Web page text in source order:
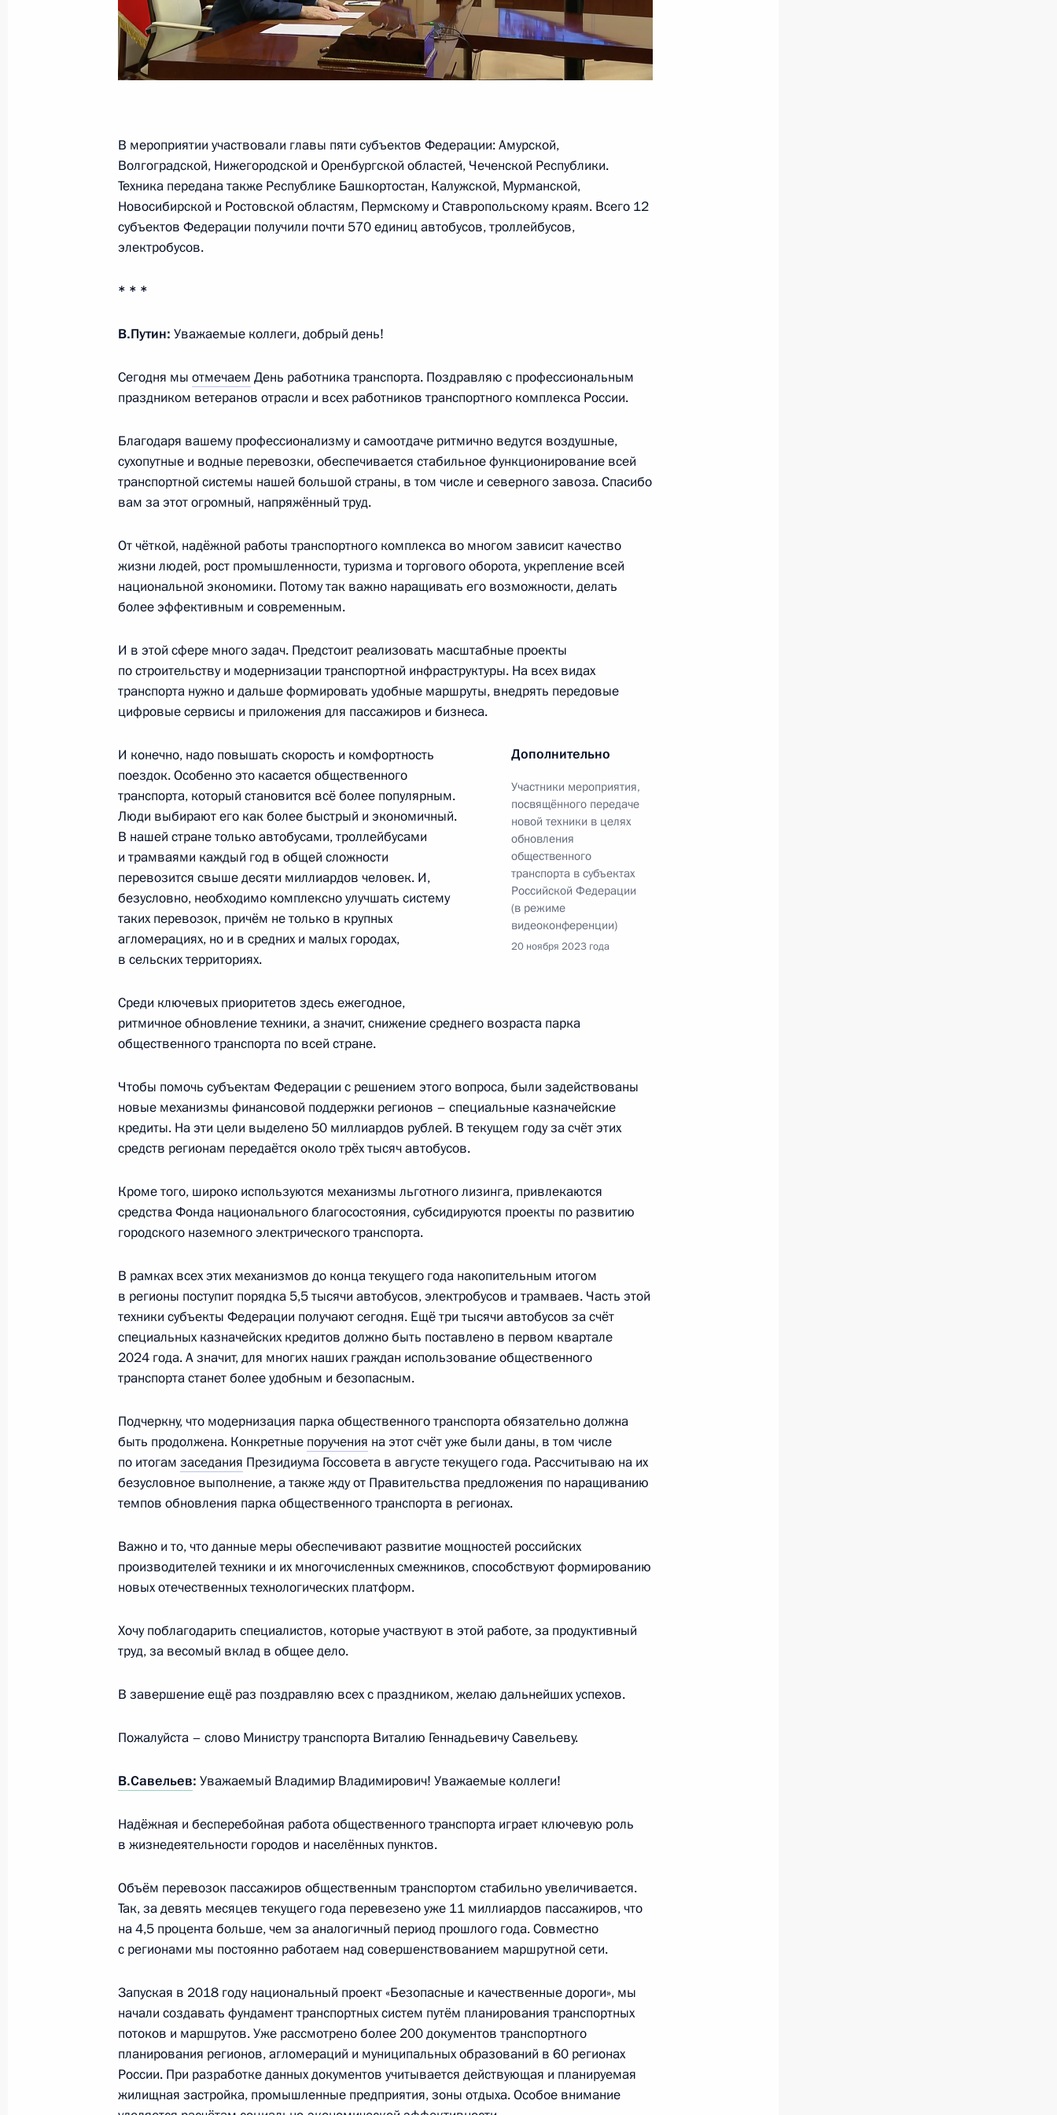
Заседание рабочей группы по программе «Великий Волжский
путь» комиссии Госсовета по направлению «Транспорт»
Работникам и ветеранам дорожного хозяйства Российской
Федерации
15 октября 2023 года, 10:00
Заседание комиссии Госсовета по направлению «Энергетика»
Перечень поручений по итогам совещания с членами
3 октября 2023 года, 20:30
Посещение судостроительного комплекса «Звезда»
11 сентября 2023 года, 13:05
Совещание по вопросам социально-экономического развития
9 сентября 2023 года, 16:05
9 сентября 2023 года, 13:15
Открытие северного направления МСД, участков трассы М-12
«Восток» и южного обхода Арзамаса
8 сентября 2023 года, 15:55
Совещание по вопросам социально-экономического развития
Красноярского края
31 августа 2023 года, 17:45
28 августа 2023 года, 13:15
Воробьёвым
21 августа 2023 года, 13:40
Заседание Президиума Госсовета по вопросам развития
общественного транспорта
17 августа 2023 года, 21:10
диаметру
17 августа 2023 года, 14:50
креативной экономики в России»
Встреча с губернатором Тверской области Игорем Руденей
Заседание комиссии Госсовета по направлению «Транспорт»
7 августа 2023 года, 15:30
Встреча с главой госкорпорации «Ростех» Сергеем Чемезовым
Видеообращение по случаю Дня железнодорожника
В Воздушный кодекс внесены изменения, повышающие штрафы
для авиакомпаний за просрочку доставки пассажира, багажа
или груза в пункт назначения
В мероприятии участвовали главы пяти субъектов Федерации: Амурской,
Волгоградской, Нижегородской и Оренбургской областей, Чеченской Республики.
Техника передана также Республике Башкортостан, Калужской, Мурманской,
Новосибирской и Ростовской областям, Пермскому и Ставропольскому краям. Всего 12
субъектов Федерации получили почти 570 единиц автобусов, троллейбусов,
электробусов.
* * *
В.Путин: Уважаемые коллеги, добрый день!
Сегодня мы отмечаем День работника транспорта. Поздравляю с профессиональным
праздником ветеранов отрасли и всех работников транспортного комплекса России.
Благодаря вашему профессионализму и самоотдаче ритмично ведутся воздушные,
сухопутные и водные перевозки, обеспечивается стабильное функционирование всей
транспортной системы нашей большой страны, в том числе и северного завоза. Спасибо
вам за этот огромный, напряжённый труд.
От чёткой, надёжной работы транспортного комплекса во многом зависит качество
жизни людей, рост промышленности, туризма и торгового оборота, укрепление всей
национальной экономики. Потому так важно наращивать его возможности, делать
более эффективным и современным.
И в этой сфере много задач. Предстоит реализовать масштабные проекты
по строительству и модернизации транспортной инфраструктуры. На всех видах
транспорта нужно и дальше формировать удобные маршруты, внедрять передовые
цифровые сервисы и приложения для пассажиров и бизнеса.
Дополнительно
Участники мероприятия,
посвящённого передаче
новой техники в целях
обновления
общественного
транспорта в субъектах
Российской Федерации
(в режиме
видеоконференции)
20 ноября 2023 года
И конечно, надо повышать скорость и комфортность
поездок. Особенно это касается общественного
транспорта, который становится всё более популярным.
Люди выбирают его как более быстрый и экономичный.
В нашей стране только автобусами, троллейбусами
и трамваями каждый год в общей сложности
перевозится свыше десяти миллиардов человек. И,
безусловно, необходимо комплексно улучшать систему
таких перевозок, причём не только в крупных
агломерациях, но и в средних и малых городах,
в сельских территориях.
Среди ключевых приоритетов здесь ежегодное,
ритмичное обновление техники, а значит, снижение среднего возраста парка
общественного транспорта по всей стране.
Чтобы помочь субъектам Федерации с решением этого вопроса, были задействованы
новые механизмы финансовой поддержки регионов – специальные казначейские
кредиты. На эти цели выделено 50 миллиардов рублей. В текущем году за счёт этих
средств регионам передаётся около трёх тысяч автобусов.
Кроме того, широко используются механизмы льготного лизинга, привлекаются
средства Фонда национального благосостояния, субсидируются проекты по развитию
городского наземного электрического транспорта.
В рамках всех этих механизмов до конца текущего года накопительным итогом
в регионы поступит порядка 5,5 тысячи автобусов, электробусов и трамваев. Часть этой
техники субъекты Федерации получают сегодня. Ещё три тысячи автобусов за счёт
специальных казначейских кредитов должно быть поставлено в первом квартале
2024 года. А значит, для многих наших граждан использование общественного
транспорта станет более удобным и безопасным.
Подчеркну, что модернизация парка общественного транспорта обязательно должна
быть продолжена. Конкретные поручения на этот счёт уже были даны, в том числе
по итогам заседания Президиума Госсовета в августе текущего года. Рассчитываю на их
безусловное выполнение, а также жду от Правительства предложения по наращиванию
темпов обновления парка общественного транспорта в регионах.
Важно и то, что данные меры обеспечивают развитие мощностей российских
производителей техники и их многочисленных смежников, способствуют формированию
новых отечественных технологических платформ.
Хочу поблагодарить специалистов, которые участвуют в этой работе, за продуктивный
труд, за весомый вклад в общее дело.
В завершение ещё раз поздравляю всех с праздником, желаю дальнейших успехов.
Пожалуйста – слово Министру транспорта Виталию Геннадьевичу Савельеву.
В.Савельев: Уважаемый Владимир Владимирович! Уважаемые коллеги!
Надёжная и бесперебойная работа общественного транспорта играет ключевую роль
в жизнедеятельности городов и населённых пунктов.
Объём перевозок пассажиров общественным транспортом стабильно увеличивается.
Так, за девять месяцев текущего года перевезено уже 11 миллиардов пассажиров, что
на 4,5 процента больше, чем за аналогичный период прошлого года. Совместно
с регионами мы постоянно работаем над совершенствованием маршрутной сети.
Запуская в 2018 году национальный проект «Безопасные и качественные дороги», мы
начали создавать фундамент транспортных систем путём планирования транспортных
потоков и маршрутов. Уже рассмотрено более 200 документов транспортного
планирования регионов, агломераций и муниципальных образований в 60 регионах
России. При разработке данных документов учитывается действующая и планируемая
жилищная застройка, промышленные предприятия, зоны отдыха. Особое внимание